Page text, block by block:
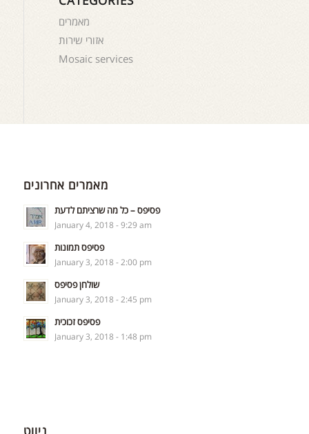
מאמרים
אזורי שירות
Mosaic services
מאמרים אחרונים
פסיפס – כל מה שרציתם לדעת
January 4, 2018 - 9:29 am
פסיפס תמונות
January 3, 2018 - 2:00 pm
שולחן פסיפס
January 3, 2018 - 2:45 pm
פסיפס זכוכית
January 3, 2018 - 1:48 pm